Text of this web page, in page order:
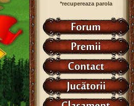
*recupereaza parola